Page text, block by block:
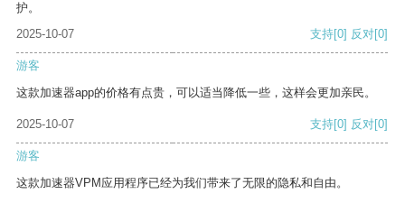
护。
2025-10-07
支持[0] 反对[0]
游客
这款加速器app的价格有点贵，可以适当降低一些，这样会更加亲民。
2025-10-07 支持[0] 反对[0]
游客
这款加速器VPM应用程序已经为我们带来了无限的隐私和自由。